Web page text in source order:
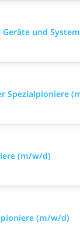
und
Spezialpioniere
(m/w/d)
(m/w/d)